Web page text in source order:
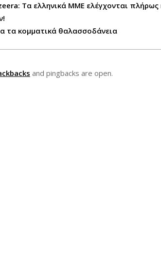
Τα ελληνικά ΜΜΕ ελέγχονται
τα κομματικά θαλασσοδάνεια
and pingbacks are open.